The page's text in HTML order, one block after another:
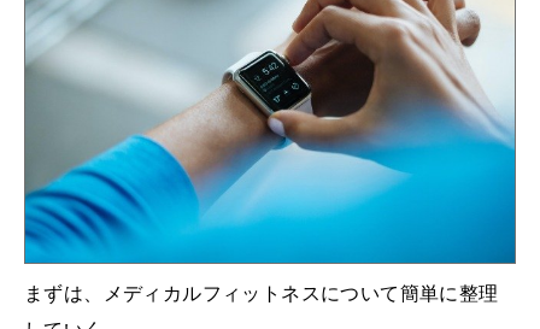
まずは、メディカルフィットネスについて簡単に整理